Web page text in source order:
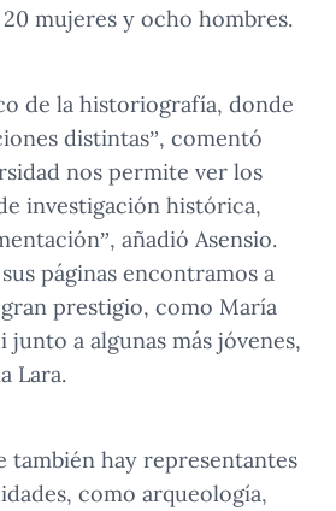
mujeres y ocho hombres.
de la historiografía, donde
distintas”, comentó
nos permite ver los
investigación histórica,
añadió Asensio.
páginas encontramos a
prestigio, como María
junto a algunas más jóvenes,
Lara.
también hay representantes
como arqueología,